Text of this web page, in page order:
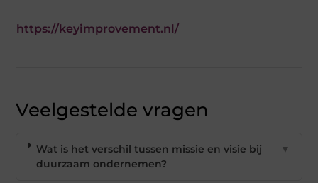
https://keyimprovement.nl/
Veelgestelde vragen
Wat is het verschil tussen missie en visie bij
duurzaam ondernemen?
▼